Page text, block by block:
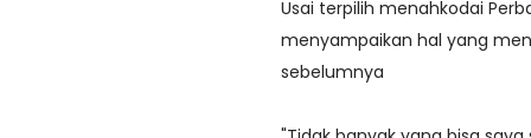
Usai terpilih menahkodai
menyampaikan hal yang
sebelumnya